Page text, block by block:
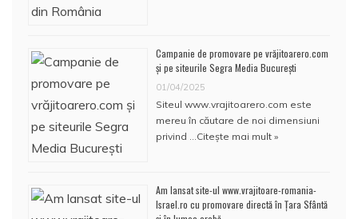
Campanie de promovare pe vrăjitoarero.com
și pe siteurile Segra Media București
01/04/2025
Siteul www.vrajitoarero.com este
mereu în căutare de noi dimensiuni
privind …Citește mai mult »
Am lansat site-ul www.vrajitoare-romania-
Israel.ro cu promovare directă în Țara Sfântă